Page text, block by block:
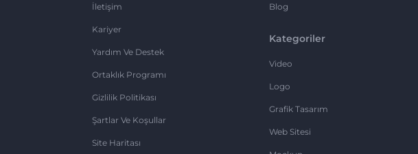
İletişim
Kariyer
Yardım Ve Destek
Ortaklık Programı
Gizlilik Politikası
Şartlar Ve Koşullar
Site Haritası
Blog
Kategoriler
Video
Logo
Grafik Tasarım
Web Sitesi